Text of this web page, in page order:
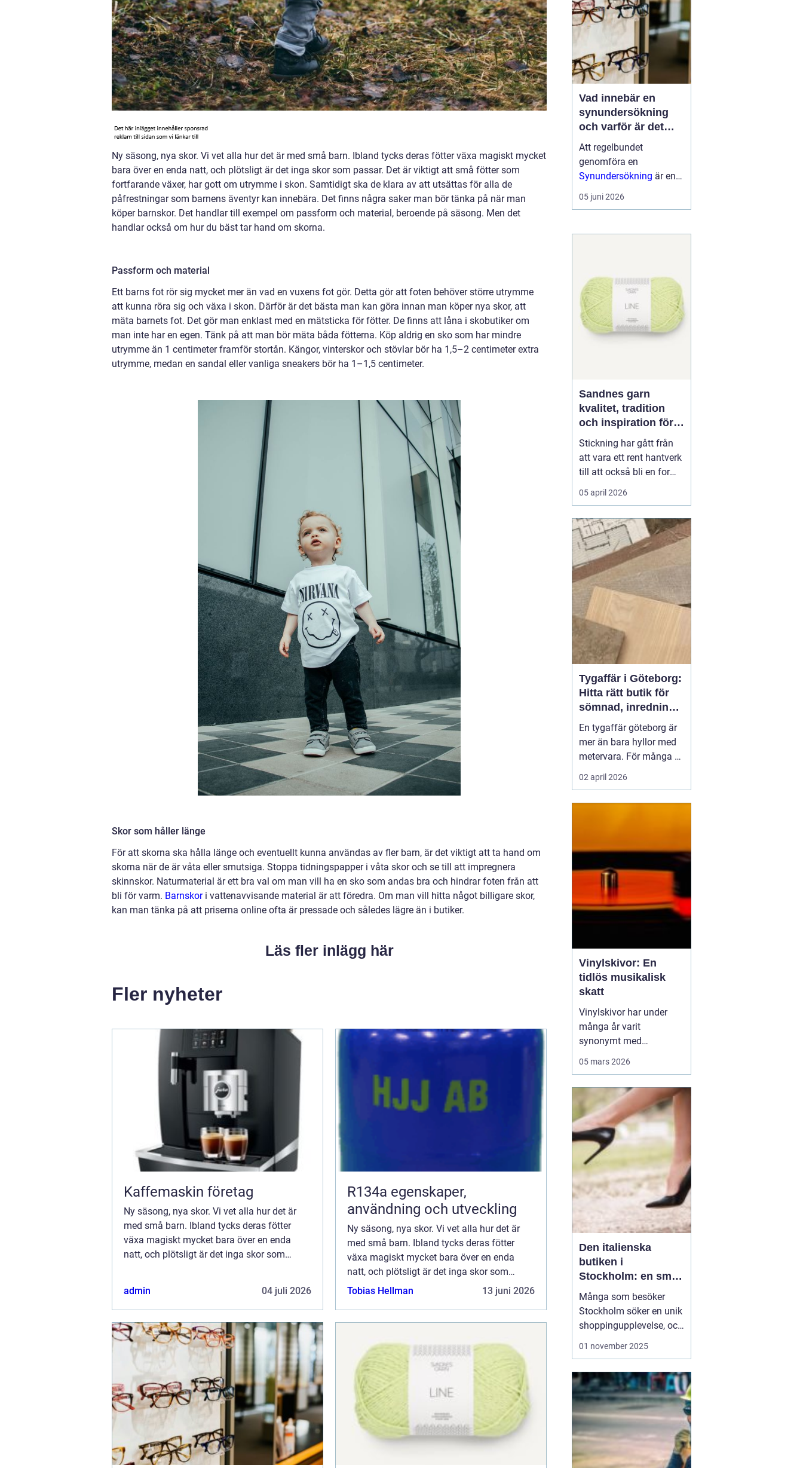
Ny säsong, nya skor. Vi vet alla hur det är med små barn. Ibland tycks deras fötter växa magiskt mycket
bara över en enda natt, och plötsligt är det inga skor som passar. Det är viktigt att små fötter som
fortfarande växer, har gott om utrymme i skon. Samtidigt ska de klara av att utsättas för alla de
påfrestningar som barnens äventyr kan innebära. Det finns några saker man bör tänka på när man
köper barnskor. Det handlar till exempel om passform och material, beroende på säsong. Men det
handlar också om hur du bäst tar hand om skorna.
Passform och material
Ett barns fot rör sig mycket mer än vad en vuxens fot gör. Detta gör att foten behöver större utrymme
att kunna röra sig och växa i skon. Därför är det bästa man kan göra innan man köper nya skor, att
mäta barnets fot. Det gör man enklast med en mätsticka för fötter. De finns att låna i skobutiker om
man inte har en egen. Tänk på att man bör mäta båda fötterna. Köp aldrig en sko som har mindre
utrymme än 1 centimeter framför stortån. Kängor, vinterskor och stövlar bör ha 1,5–2 centimeter extra
utrymme, medan en sandal eller vanliga sneakers bör ha 1–1,5 centimeter.
Skor som håller länge
För att skorna ska hålla länge och eventuellt kunna användas av fler barn, är det viktigt att ta hand om
skorna när de är våta eller smutsiga. Stoppa tidningspapper i våta skor och se till att impregnera
skinnskor. Naturmaterial är ett bra val om man vill ha en sko som andas bra och hindrar foten från att
bli för varm. Barnskori vattenavvisande material är att föredra. Om man vill hitta något billigare skor,
kan man tänka på att priserna online ofta är pressade och således lägre än i butiker.
Läs fler inlägg här
Fler nyheter
Kaffemaskin företag
Ny säsong, nya skor. Vi vet alla hur det är
med små barn. Ibland tycks deras fötter
växa magiskt mycket bara över en enda
natt, och plötsligt är det inga skor som
admin
04 juli 2026
R134a egenskaper,
användning och utveckling
Ny säsong, nya skor. Vi vet alla hur det är
med små barn. Ibland tycks deras fötter
växa magiskt mycket bara över en enda
natt, och plötsligt är det inga skor som
passar. Det är viktigt att små f&ou...
Tobias Hellman 13 juni 2026
r...
Vad innebär en
synundersökning
och varför är det
viktigt?
Att regelbundet
genomföra en
Synundersökning är en
viktig del av att ta hand
om sin ögonhälsa. Vid
ögonläkare eller
05 juni 2026
Sandnes garn
kvalitet, tradition
och inspiration för
alla som älskar att
sticka
Stickning har gått från
att vara ett rent hantverk
till att också bli en form
av vila, kreativitet och
självhushållning. I
känslan i handen, hur
maskorna lägger sig och
hur plagget håller över
tid. Bland alla alternativ
som finns...
05 april 2026
Tygaffär i Göteborg:
Hitta rätt butik för
sömnad, inredning
och kreativitet
En tygaffär göteborg är
mer än bara hyllor med
metervara. För många är
butiken en kreativ
verkstad, en rådgivare
02 april 2026
Vinylskivor: En
tidlös musikalisk
skatt
Vinylskivor har under
många år varit
synonymt med
framväxten av nya
former av musikmedia,
fortsätter dessa skivor
att fascinera och locka
en allt större...
05 mars 2026
Den italienska
butiken i
Stockholm: en smak
av italien i hjärtat av
sverige
Många som besöker
Stockholm söker en unik
shoppingupplevelse, och
en italiensk butik i
produkter från
modevärldens hjärta,
erbjuder butiken mycket
mer än det vanlig...
01 november 2025